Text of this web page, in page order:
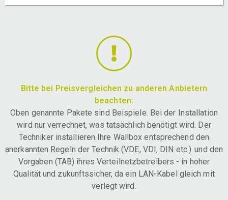
Bitte bei Preisvergleichen zu anderen Anbietern
beachten:
Oben genannte Pakete sind Beispiele. Bei der Installation
wird nur verrechnet, was tatsächlich benötigt wird. Der
Techniker installieren Ihre Wallbox entsprechend den
anerkannten Regeln der Technik (VDE, VDI, DIN etc.) und den
Vorgaben (TAB) ihres Verteilnetzbetreibers - in hoher
Qualität und zukunftssicher, da ein LAN-Kabel gleich mit
verlegt wird.